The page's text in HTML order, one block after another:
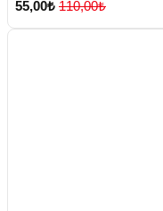
55,00₺ 110,00₺